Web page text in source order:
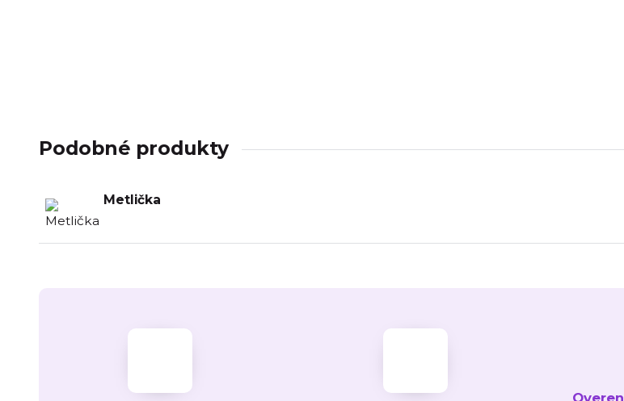
Podobné produkty
Metlička